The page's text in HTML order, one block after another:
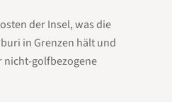
der Insel, was die
in Grenzen hält und
nicht-golfbezogene